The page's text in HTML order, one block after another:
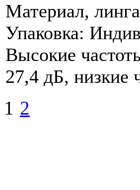
Материал,
Упаковка:
Высокие
27,4 дБ, низкие
1 2